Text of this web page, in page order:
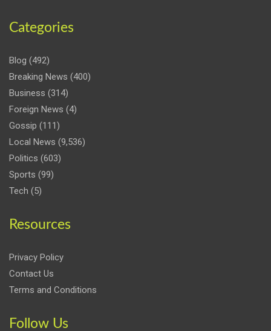
Categories
Blog (492)
Breaking News (400)
Business (314)
Foreign News (4)
Gossip (111)
Local News (9,536)
Politics (603)
Sports (99)
Tech (5)
Resources
Privacy Policy
Contact Us
Terms and Conditions
Follow Us